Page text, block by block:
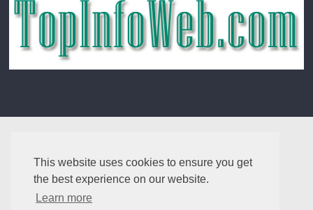
This website uses cookies to ensure you get
the best experience on our website.
Learn more